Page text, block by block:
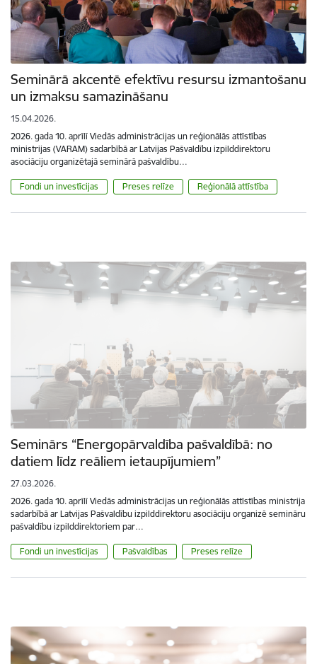
Seminārā akcentē efektīvu resursu izmantošanu
un izmaksu samazināšanu
15.04.2026.
2026. gada 10. aprīlī Viedās administrācijas un reģionālās attīstības
ministrijas (VARAM) sadarbībā ar Latvijas Pašvaldību izpilddirektoru
asociāciju organizētajā seminārā pašvaldību…
Fondi un investīcijas Preses relīze Reģionālā attīstība
Seminārs “Energopārvaldība pašvaldībā: no
datiem līdz reāliem ietaupījumiem”
27.03.2026.
2026. gada 10. aprīlī Viedās administrācijas un reģionālās attīstības ministrija
sadarbībā ar Latvijas Pašvaldību izpilddirektoru asociāciju organizē semināru
pašvaldību izpilddirektoriem par…
Fondi un investīcijas Pašvaldības Preses relīze